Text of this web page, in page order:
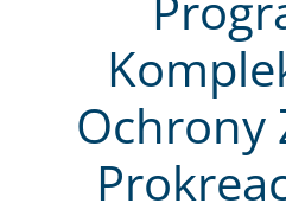
Ochrony